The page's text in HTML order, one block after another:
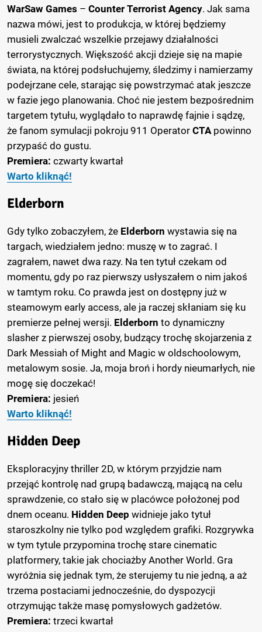
WarSaw Games – Counter Terrorist Agency. Jak sama
nazwa mówi, jest to produkcja, w której będziemy
musieli zwalczać wszelkie przejawy działalności
terrorystycznych. Większość akcji dzieje się na mapie
świata, na której podsłuchujemy, śledzimy i namierzamy
podejrzane cele, starając się powstrzymać atak jeszcze
w fazie jego planowania. Choć nie jestem bezpośrednim
targetem tytułu, wyglądało to naprawdę fajnie i sądzę,
że fanom symulacji pokroju 911 Operator CTA powinno
przypaść do gustu.
Premiera: czwarty kwartał
Warto kliknąć!
Elderborn
Gdy tylko zobaczyłem, że Elderborn wystawia się na
targach, wiedziałem jedno: muszę w to zagrać. I
zagrałem, nawet dwa razy. Na ten tytuł czekam od
momentu, gdy po raz pierwszy usłyszałem o nim jakoś
w tamtym roku. Co prawda jest on dostępny już w
steamowym early access, ale ja raczej skłaniam się ku
premierze pełnej wersji. Elderborn to dynamiczny
slasher z pierwszej osoby, budzący trochę skojarzenia z
Dark Messiah of Might and Magic w oldschoolowym,
metalowym sosie. Ja, moja broń i hordy nieumarłych, nie
mogę się doczekać!
Premiera: jesień
Warto kliknąć!
Hidden Deep
Eksploracyjny thriller 2D, w którym przyjdzie nam
przejąć kontrolę nad grupą badawczą, mającą na celu
sprawdzenie, co stało się w placówce położonej pod
dnem oceanu. Hidden Deep widnieje jako tytuł
staroszkolny nie tylko pod względem grafiki. Rozgrywka
w tym tytule przypomina trochę stare cinematic
platformery, takie jak chociażby Another World. Gra
wyróżnia się jednak tym, że sterujemy tu nie jedną, a aż
trzema postaciami jednocześnie, do dyspozycji
otrzymując także masę pomysłowych gadżetów.
Premiera: trzeci kwartał